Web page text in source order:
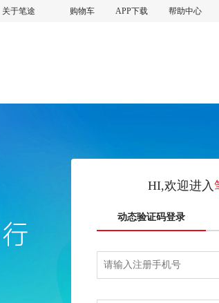
关于笔途 购物车 APP下载 帮助中心
HI,欢迎进入
动态验证码登录